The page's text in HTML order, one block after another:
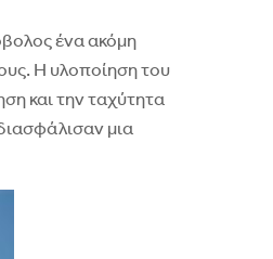
ένα ακόμη
Η υλοποίηση του
και την ταχύτητα
μια